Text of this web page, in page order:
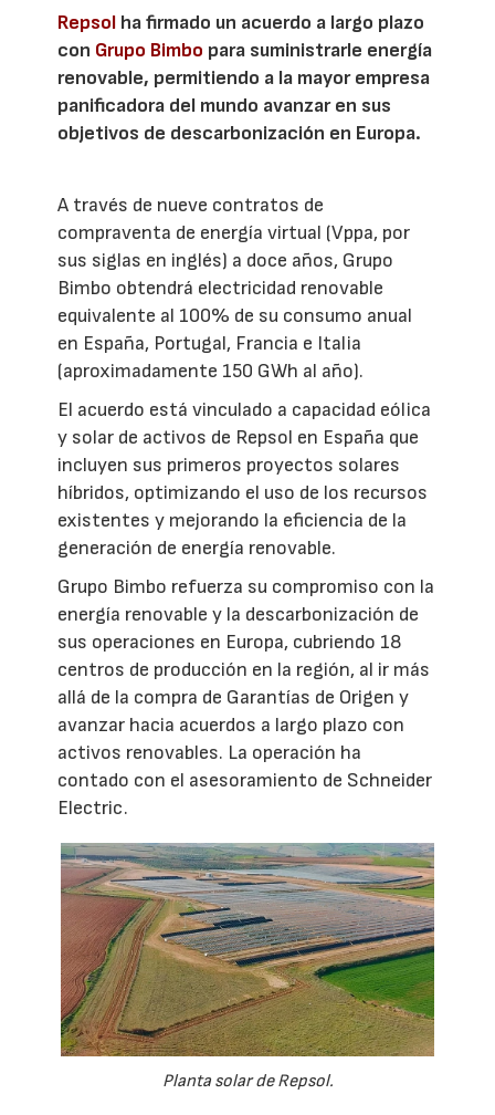
Repsol ha firmado un acuerdo a largo plazo
con Grupo Bimbo para suministrarle energía
renovable, permitiendo a la mayor empresa
panificadora del mundo avanzar en sus
objetivos de descarbonización en Europa.
A través de nueve contratos de
compraventa de energía virtual (Vppa, por
sus siglas en inglés) a doce años, Grupo
Bimbo obtendrá electricidad renovable
equivalente al 100% de su consumo anual
en España, Portugal, Francia e Italia
(aproximadamente 150 GWh al año).
El acuerdo está vinculado a capacidad eólica
y solar de activos de Repsol en España que
incluyen sus primeros proyectos solares
híbridos, optimizando el uso de los recursos
existentes y mejorando la eficiencia de la
generación de energía renovable.
Grupo Bimbo refuerza su compromiso con la
energía renovable y la descarbonización de
sus operaciones en Europa, cubriendo 18
centros de producción en la región, al ir más
allá de la compra de Garantías de Origen y
avanzar hacia acuerdos a largo plazo con
activos renovables. La operación ha
contado con el asesoramiento de Schneider
Electric.
Planta solar de Repsol.